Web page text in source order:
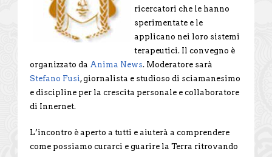
ricercatori che le hanno
sperimentate e le
applicano nei loro sistemi
terapeutici. Il convegno è
organizzato da Anima News. Moderatore sarà
Stefano Fusi , giornalista e studioso di sciamanesimo
e discipline per la crescita personale e collaboratore
di Innernet.
L’incontro è aperto a tutti e aiuterà a comprendere
come possiamo curarci e guarire la Terra ritrovando